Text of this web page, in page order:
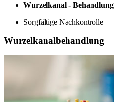
Wurzelkanal - Behandlung
Sorgfältige Nachkontrolle
Wurzelkanalbehandlung